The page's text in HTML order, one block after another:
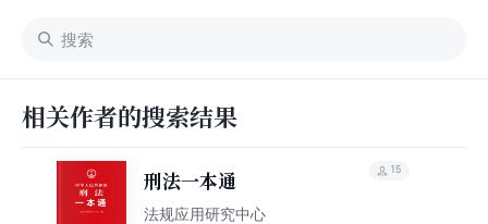
相关作者的搜索结果
刑法一本通
法规应用研究中心
15